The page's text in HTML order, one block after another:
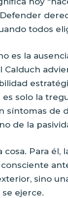
todos
es la
Calduch
solo la
síntomas de
de la
Para él,
sino
ejerce.